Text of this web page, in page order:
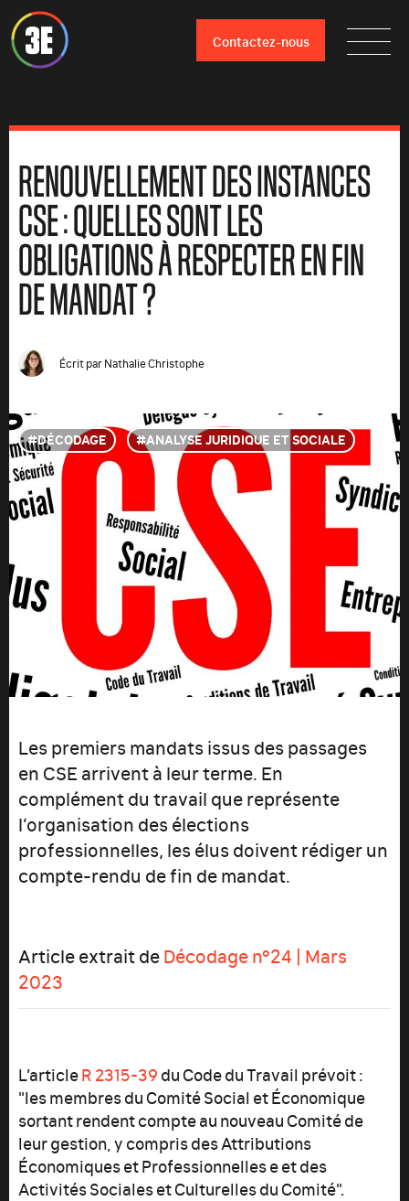
Contactez-nous
RENOUVELLEMENT DES INSTANCES
CSE : QUELLES SONT LES
OBLIGATIONS À RESPECTER EN FIN
DE MANDAT ?
Écrit parNathalie Christophe
DÉCODAGE ANALYSE JURIDIQUE ET SOCIALE
Les premiers mandats issus des passages
en CSE arrivent à leur terme. En
complément du travail que représente
l’organisation des élections
professionnelles, les élus doivent rédiger un
compte-rendu de fin de mandat.
Article extrait deDécodage n°24 | Mars
2023
L’articleR 2315-39du Code du Travail prévoit :
"les membres du Comité Social et Économique
sortant rendent compte au nouveau Comité de
leur gestion, y compris des Attributions
Économiques et Professionnelles e et des
Activités Sociales et Culturelles du Comité".